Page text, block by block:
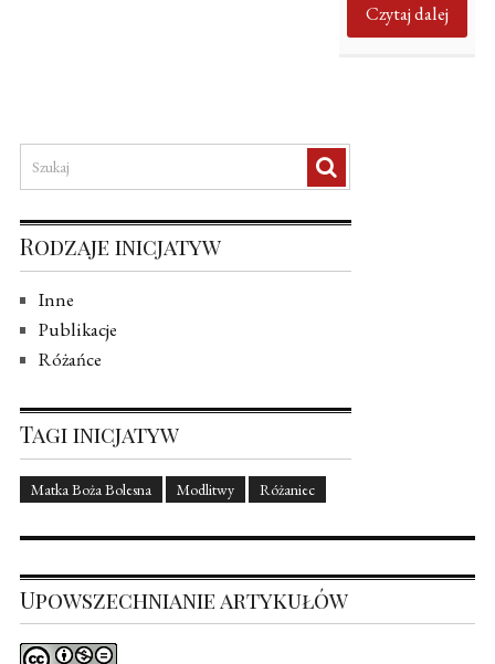
Czytaj dalej
Rodzaje inicjatyw
Inne
Publikacje
Różańce
Tagi inicjatyw
Matka Boża Bolesna Modlitwy Różaniec
Upowszechnianie artykułów